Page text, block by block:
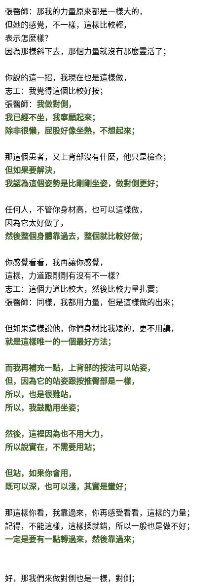
張醫師：那我的力量原來都是一樣大的，
但她的感覺，不一樣，這樣比較輕，
表示怎麼樣？
因為那樣斜下去，那個力量就沒有那麼靈活了；
你說的這一招，我現在也是這樣做，
志工：我覺得這個比較好按；
張醫師： 我做對側，
我已經不坐，我寧願起來；
除非很懶，屁股好像坐熱，不想起來；
那這個患者，又上背部沒有什麼，他只是檢查；
但如果要解決，
我認為這個姿勢是比剛剛坐姿，做對側更好；
任何人，不管你身材高，也可以這樣做，
因為它太好做了，
然後整個身體靠過去，整個就比較好做；
你感覺看看，我再讓你感覺，
這樣，力道跟剛剛有沒有不一樣？
志工：這個力道比較大，然後比較力量扎實；
張醫師：同樣，我都用力量，但是這樣做的出來；
但如果這樣說他，你們身材比我矮的，更不用講，
就是這樣唯一的一個最好方法；
而我再補充一點，上背部的按法可以站姿，
但，因為它的站姿跟按推臀部是一樣，
所以，也是很難站，
所以，我鼓勵用坐姿；
然後，這裡因為也不用大力，
所以說實在，不需要用站；
但站，如果你會用，
既可以深，也可以淺，其實是蠻好；
那這樣你看，我靠過來，你再感受看看，這樣的力量；
記得，不能這樣，這樣揉就錯，所以一般也是做不好；
一定是要有一點轉過來，然後靠過來；
好，那我們來做對側也是一樣，對側；